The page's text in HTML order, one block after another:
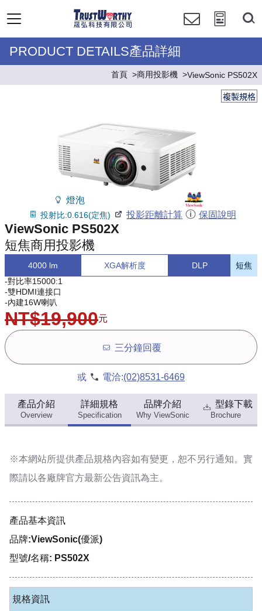
PRODUCT DETAILS產品詳細
首頁 商用投影機 ViewSonic PS502X
複製規格
燈泡
投射比:0.616(定焦) 投影距離計算 保固說明
ViewSonic PS502X
短焦商用投影機
4000 lm XGA解析度 DLP
短焦
-對比率15000:1
-雙HDMI連接口
-內建16W喇叭
NT$19,900元
三分鐘回覆
或 電洽:(02)8531-6469
產品介紹
Overview
詳細規格
Specification
品牌介紹
Why ViewSonic
型錄下載
Brochure
※本網站所提供產品規格內容如有變更，恕不另行通知。實
際請以各廠牌官方最新公告資訊為主。
產品基本資訊
品牌:ViewSonic(優派)
型號/名稱: PS502X
規格資訊